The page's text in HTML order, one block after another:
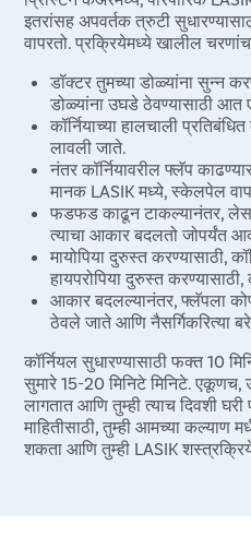
इतरांसह अपवर्तक त्रुटी
वापरतो. प्रक्रियेमध्ये खालील
डॉक्टर तुमच्या डोळ्यांना सुन्न
डोळ्यांना उघडे ठेवण्यासाठी
कॉर्नियाच्या हालचाली
लावली जाते.
नंतर कॉर्नियावरील फ्लॅप
मानक LASIK मध्ये, स्केलपेल
फडफड काढून टाकल्यानंतर,
त्याचा आकार बदलतो जोपर्यंत
मायोपिया दुरुस्त करण्यासाठी,
हायपरोपिया दुरुस्त
आकार बदलल्यानंतर, फ्लॅपला
ठेवले जाते आणि नैसर्गिकरित्या
कॉर्नियल सुधारण्यासाठी फक्त 10
सुमारे 15-20 मिनिटे मिनिटे. एकूणच,
लागतात आणि तुम्ही त्याच दिवशी
माहितीसाठी, तुम्ही आमच्या कल्याण
शकता आणि तुम्ही LASIK